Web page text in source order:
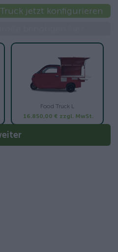
jetzt konfigurieren
Food Truck L
16.850,00 € zzgl. MwSt.